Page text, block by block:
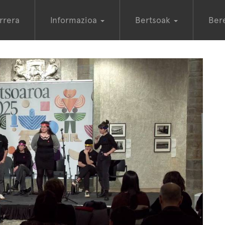
Informazioa Bertsoak